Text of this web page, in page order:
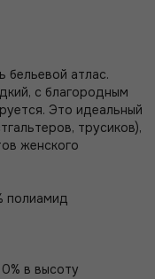
бельевой атлас.
с благородным
Это идеальный
трусиков),
женского
полиамид
в высоту